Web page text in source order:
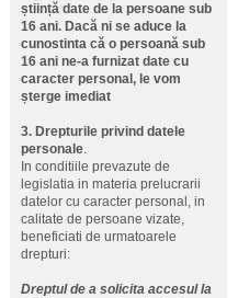
știință date de la persoane sub
16 ani. Dacă ni se aduce la
cunostinta că o persoană sub
16 ani ne-a furnizat date cu
caracter personal, le vom
șterge imediat
3. Drepturile privind datele
personale.
In conditiile prevazute de
legislatia in materia prelucrarii
datelor cu caracter personal, in
calitate de persoane vizate,
beneficiati de urmatoarele
drepturi:
Dreptul de a solicita accesul la